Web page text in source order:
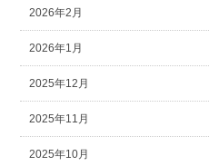
2026年2月
2026年1月
2025年12月
2025年11月
2025年10月